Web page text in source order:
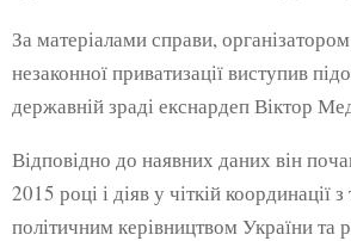
За матеріалами справи,
незаконної приватизації виступив
державній зраді екснардеп Віктор
Відповідно до наявних даних він
2015 році і діяв у чіткій координації
політичним керівництвом України та